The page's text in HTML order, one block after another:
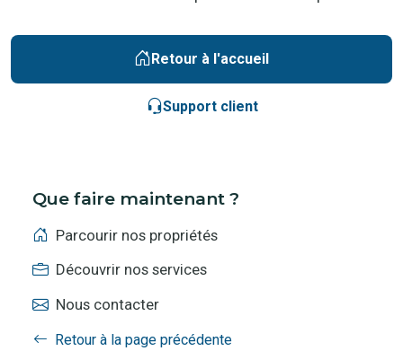
Retour à l'accueil
Support client
Que faire maintenant ?
Parcourir nos propriétés
Découvrir nos services
Nous contacter
Retour à la page précédente